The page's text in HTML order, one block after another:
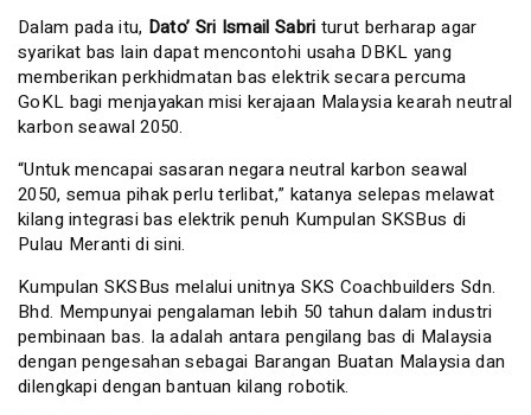
Dalam pada itu, Dato’ Sri Ismail Sabri turut berharap agar
syarikat bas lain dapat mencontohi usaha DBKL yang
memberikan perkhidmatan bas elektrik secara percuma
GoKL bagi menjayakan misi kerajaan Malaysia kearah neutral
karbon seawal 2050.
“Untuk mencapai sasaran negara neutral karbon seawal
2050, semua pihak perlu terlibat,” katanya selepas melawat
kilang integrasi bas elektrik penuh Kumpulan SKSBus di
Pulau Meranti di sini.
Kumpulan SKSBus melalui unitnya SKS Coachbuilders Sdn.
Bhd. Mempunyai pengalaman lebih 50 tahun dalam industri
pembinaan bas. Ia adalah antara pengilang bas di Malaysia
dengan pengesahan sebagai Barangan Buatan Malaysia dan
dilengkapi dengan bantuan kilang robotik.